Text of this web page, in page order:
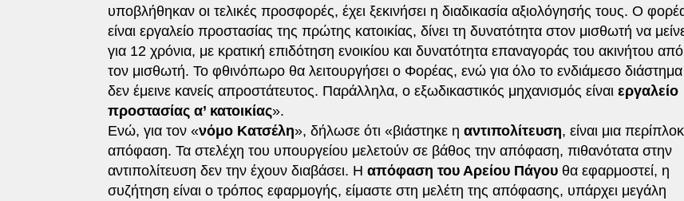
υποβλήθηκαν οι τελικές προσφορές, έχει ξεκινήσει η διαδικασία αξιολόγησής τους. Ο
είναι εργαλείο προστασίας της πρώτης κατοικίας, δίνει τη δυνατότητα στον μισθωτή να
για 12 χρόνια, με κρατική επιδότηση ενοικίου και δυνατότητα επαναγοράς του ακινήτου από
τον μισθωτή. Το φθινόπωρο θα λειτουργήσει ο Φορέας, ενώ για όλο το ενδιάμεσο διάστημα
δεν έμεινε κανείς απροστάτευτος. Παράλληλα, ο εξωδικαστικός μηχανισμός είναι εργαλείο
προστασίας α’ κατοικίας».
Ενώ, για τον «νόμο Κατσέλη», δήλωσε ότι «βιάστηκε η αντιπολίτευση, είναι μια
απόφαση. Τα στελέχη του υπουργείου μελετούν σε βάθος την απόφαση, πιθανότατα στην
αντιπολίτευση δεν την έχουν διαβάσει. Η απόφαση του Αρείου Πάγου θα εφαρμοστεί, η
συζήτηση είναι ο τρόπος εφαρμογής, είμαστε στη μελέτη της απόφασης, υπάρχει μεγάλη